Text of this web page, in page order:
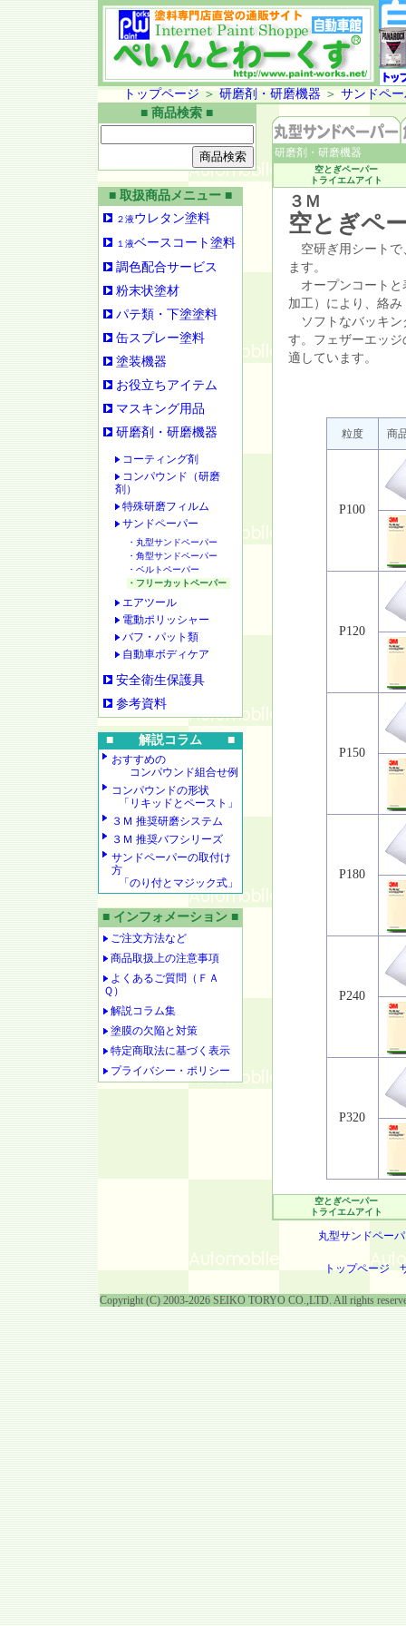
トップページ ＞ 研磨剤・研磨機器 ＞ サンドペ
■ 商品検索 ■
■ 取扱商品メニュー ■
２液ウレタン塗料
１液ベースコート塗料
調色配合サービス
粉末状塗材
パテ類・下塗塗料
缶スプレー塗料
塗装機器
お役立ちアイテム
マスキング用品
研磨剤・研磨機器
コーティング剤
コンパウンド（研磨
剤）
特殊研磨フィルム
サンドペーパー
・丸型サンドペーパー
・角型サンドペーパー
・ベルトペーパー
・フリーカットペーパー
エアツール
電動ポリッシャー
バフ・パット類
自動車ボディケア
安全衛生保護具
参考資料
■ 解説コラム ■
おすすめの
コンパウンド組合せ例
コンパウンドの形状
「リキッドとペースト」
３Ｍ 推奨研磨システム
３Ｍ 推奨バフシリーズ
サンドペーパーの取付け
方
「のり付とマジック式」
■ インフォメーション ■
ご注文方法など
商品取扱上の注意事項
よくあるご質問（ＦＡ
Ｑ）
解説コラム集
塗膜の欠陥と対策
特定商取法に基づく表示
プライバシー・ポリシー
研磨剤・研磨機器
空とぎペーパー
トライエムアイト
３Ｍ
空とぎペ
空研ぎ用シートで
ます。
オープンコートと
加工）により、絡
ソフトなバッキン
す。フェザーエッ
適しています。
粒度 商
P100
P120
P150
P180
P240
P320
空とぎペーパー
トライエムアイト
丸型サンドペー
トップページ
Copyright (C) 2003-2026 SEIKO TORYO CO.,LTD. All rights